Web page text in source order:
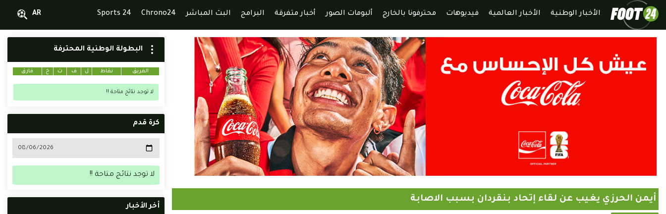
الأخبار الوطنية الأخبار العالمية فيديوهات محترفونا بالخارج ألبومات الصور أخبار متفرقة البرامج البث المباشر Chrono24
Sports 24
AR
أيمن الحرزي يغيب عن لقاء إتحاد بنقردان بسبب الاصابة
البطولة الوطنية المحترفة
الفريق نقاط ل ف ت خ فارق
لا توجد نتائج متاحة !!
كرة قدم
لا توجد نتائج متاحة !!
أخر الأخبار